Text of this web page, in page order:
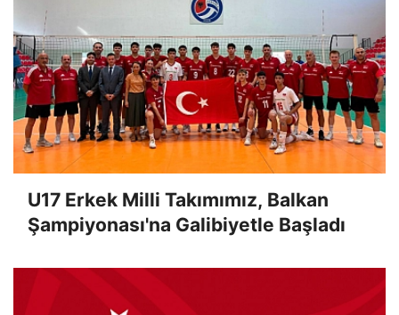
U17 Erkek Milli Takımımız, Balkan
Şampiyonası'na Galibiyetle Başladı